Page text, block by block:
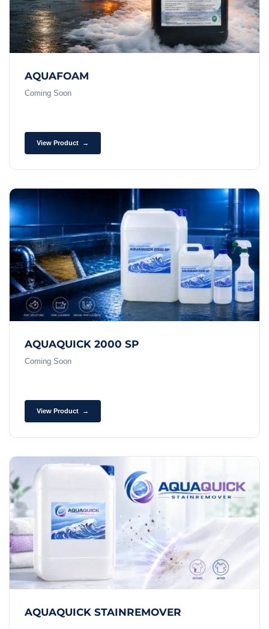
AQUAFOAM
Coming Soon
View Product →
AQUAQUICK 2000 SP
Coming Soon
View Product →
AQUAQUICK STAINREMOVER